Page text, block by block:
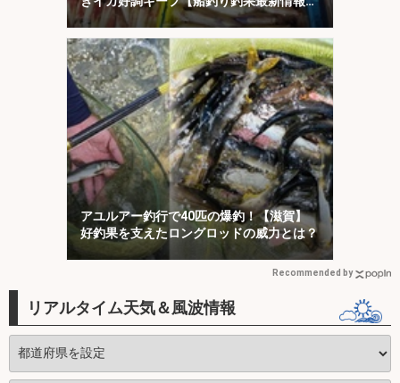
選・玄界灘】
アユルアー釣行で40匹の爆釣！【滋賀】
好釣果を支えたロングロッドの威力とは？
Recommended by
リアルタイム天気＆風波情報